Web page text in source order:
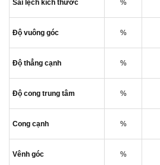
Sai lệch kích thước %
Độ vuông góc %
Độ thẳng cạnh %
Độ cong trung tâm %
Cong cạnh %
Vênh góc %